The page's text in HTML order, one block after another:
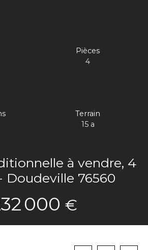
Pièces
4
Terrain
15 a
à vendre, 4
Doudeville 76560
000 €